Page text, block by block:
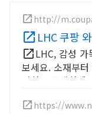
http://
LHC 쿠팡
LHC, 감성 가
보세요. 소재부
인하고 구매하세요.
https://